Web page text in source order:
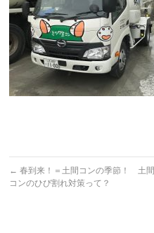
← 春到来！＝土間コンの季節！ 土間
コンのひび割れ対策って？